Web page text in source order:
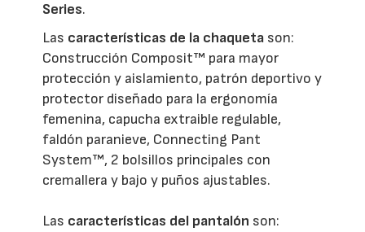
Series.
Las características de la chaqueta son:
Construcción Composit™ para mayor
protección y aislamiento, patrón deportivo y
protector diseñado para la ergonomía
femenina, capucha extraible regulable,
faldón paranieve, Connecting Pant
System™, 2 bolsillos principales con
cremallera y bajo y puños ajustables.
Las características del pantalón son: